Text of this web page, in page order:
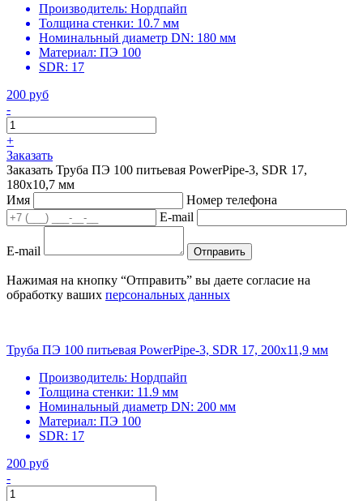
Производитель: Нордпайп
Толщина стенки: 10.7 мм
Номинальный диаметр DN: 180 мм
Материал: ПЭ 100
SDR: 17
200 руб
-
+
Заказать
Заказать Труба ПЭ 100 питьевая PowerPipe-3, SDR 17,
180х10,7 мм
Имя
Номер телефона
E-mail
E-mail Отправить
Нажимая на кнопку “Отправить” вы даете согласие на
обработку ваших персональных данных
Труба ПЭ 100 питьевая PowerPipe-3, SDR 17, 200х11,9 мм
Производитель: Нордпайп
Толщина стенки: 11.9 мм
Номинальный диаметр DN: 200 мм
Материал: ПЭ 100
SDR: 17
200 руб
-